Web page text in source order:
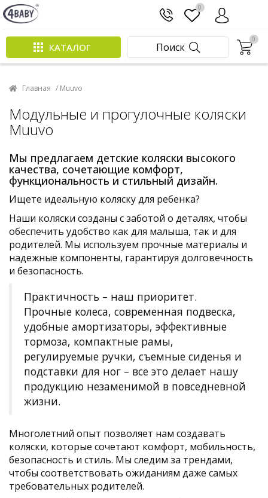
КАТАЛОГ Поиск
0
0
Главная / Muuvo
Модульные и прогулочные коляски
Muuvo
Мы предлагаем детские коляски высокого
качества, сочетающие комфорт,
функциональность и стильный дизайн.
Ищете идеальную коляску для ребенка?
Наши коляски созданы с заботой о деталях, чтобы
обеспечить удобство как для малыша, так и для
родителей. Мы используем прочные материалы и
надежные компоненты, гарантируя долговечность
и безопасность.
Практичность – наш приоритет.
Прочные колеса, современная подвеска,
удобные амортизаторы, эффективные
тормоза, компактные рамы,
регулируемые ручки, съемные сиденья и
подставки для ног – все это делает нашу
продукцию незаменимой в повседневной
жизни.
Многолетний опыт позволяет нам создавать
коляски, которые сочетают комфорт, мобильность,
безопасность и стиль. Мы следим за трендами,
чтобы соответствовать ожиданиям даже самых
требовательных родителей.